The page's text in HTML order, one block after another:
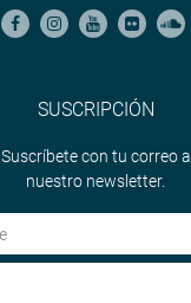
SUSCRIPCIÓN
Suscríbete con tu correo a
nuestro newsletter.